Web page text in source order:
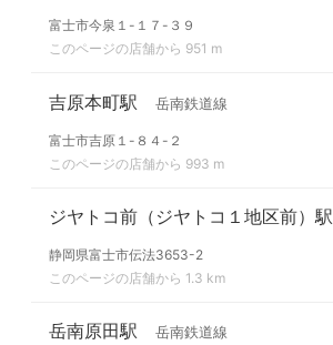
富士市今泉１-１７-３９
このページの店舗から 951 m
吉原本町駅 岳南鉄道線
富士市吉原１-８４-２
このページの店舗から 993 m
ジヤトコ前（ジヤトコ１地区前）駅
静岡県富士市伝法3653-2
このページの店舗から 1.3 km
岳南原田駅 岳南鉄道線